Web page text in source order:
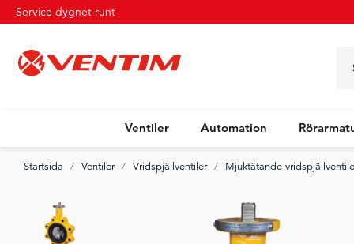
Service dygnet runt
Ventiler Automation
Startsida Ventiler Vridspjällventiler Mjuktätande